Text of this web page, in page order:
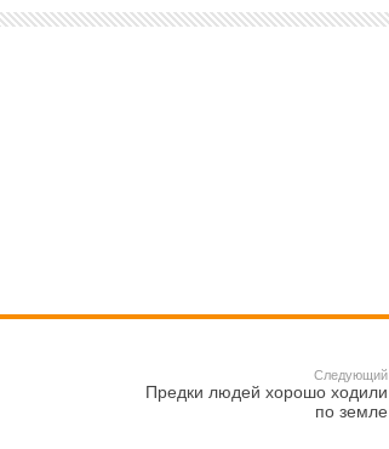
Следующий
Предки людей хорошо ходили
по земле